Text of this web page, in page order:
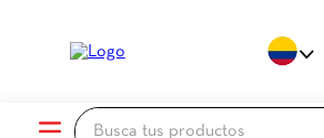
Busca tus productos